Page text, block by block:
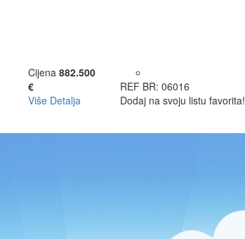
Cijena 882.500
€
Više Detalja
REF BR: 06016
Dodaj na svoju listu favorita!